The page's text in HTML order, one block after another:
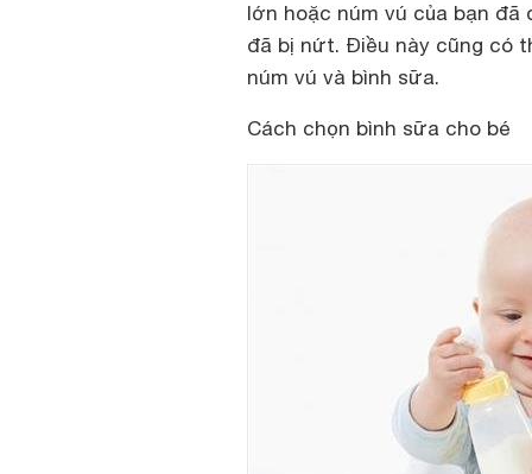
lớn hoặc núm vú của bạn
đã bị nứt. Điều này cũng có
núm vú và bình sữa.
Cách chọn bình sữa cho bé